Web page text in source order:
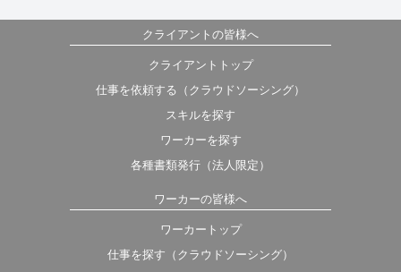
クライアントの皆様へ
クライアントトップ
仕事を依頼する（クラウドソーシング）
スキルを探す
ワーカーを探す
各種書類発行（法人限定）
ワーカーの皆様へ
ワーカートップ
仕事を探す（クラウドソーシング）